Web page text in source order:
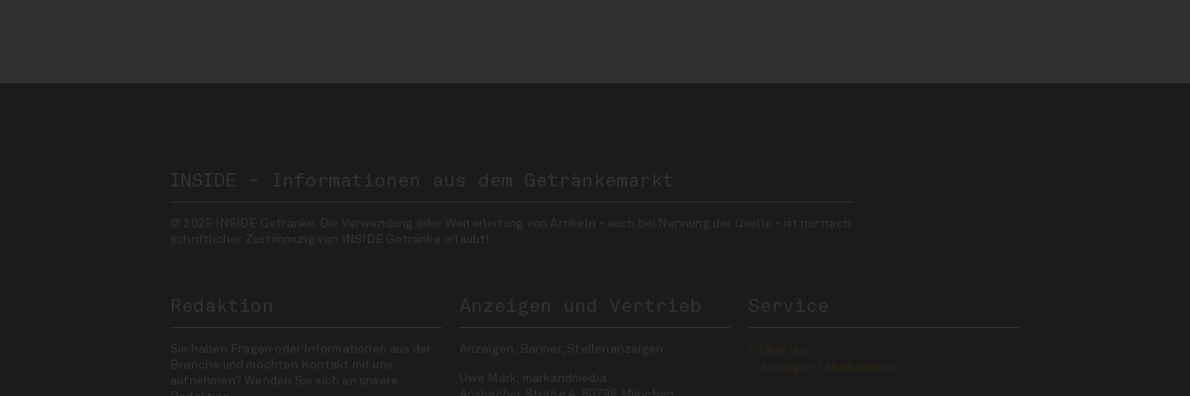
INSIDE - Informationen aus dem Getränkemarkt
© 2025 INSIDE Getränke. Die Verwendung oder Weiterleitung von Artikeln - auch bei Nennung der Quelle - ist nur nach
schriftlicher Zustimmung von INSIDE Getränke erlaubt!
Redaktion
Sie haben Fragen oder Informationen aus der
Branche und möchten Kontakt mit uns
aufnehmen? Wenden Sie sich an unsere
Anzeigen und Vertrieb
Anzeigen, Banner, Stellenanzeigen:
Uwe Mark, markandmedia
Service